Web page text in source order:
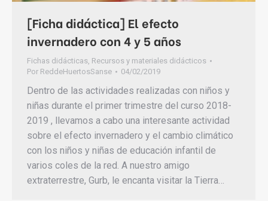
[Ficha didáctica] El efecto
invernadero con 4 y 5 años
Fichas didácticas, Recursos y materiales didácticos
Por ReddeHuertosSanse 04/02/2019
Dentro de las actividades realizadas con niños y
niñas durante el primer trimestre del curso 2018-
2019 , llevamos a cabo una interesante actividad
sobre el efecto invernadero y el cambio climático
con los niños y niñas de educación infantil de
varios coles de la red. A nuestro amigo
extraterrestre, Gurb, le encanta visitar la Tierra…